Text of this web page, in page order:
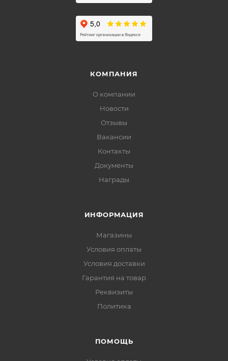
КОМПАНИЯ
О компании
Новости
Отзывы
Вакансии
Контакты
Документы
Награды
ИНФОРМАЦИЯ
Магазины
Условия оплаты
Условия доставки
Гарантия на товар
Реквизиты
Политика
ПОМОЩЬ